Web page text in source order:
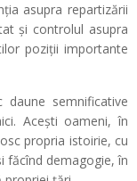
asupra repartizării
și controlul asupra
poziții importante
semnificative
Acești oameni, în
propria istoirie, cu
făcînd demagogie, în